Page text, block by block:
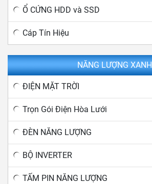
Ổ CỨNG HDD và SSD
Cáp Tín Hiệu
NĂNG LƯỢNG XANH
ĐIỆN MẶT TRỜI
Trọn Gói Điện Hòa Lưới
ĐÈN NĂNG LƯỢNG
BỘ INVERTER
TẤM PIN NĂNG LƯỢNG